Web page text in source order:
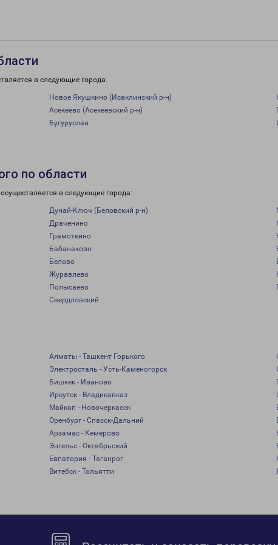
в следующие города:
Новое Якушкино (Исаклинский р-н)
Асекеево (Асекеевский р-н)
Бугуруслан
по области
в следующие города:
Дунай-Ключ (Беловский р-н)
Драченино
Грамотеино
Бабанаково
Белово
Журавлево
Полысаево
Свердловский
Алматы - Ташкент Горького
Электросталь - Усть-Каменогорск
Бишкек - Иваново
Иркутск - Владикавказ
Майкоп - Новочеркасск
Оренбург - Спасск-Дальний
Арзамас - Кемерово
Энгельс - Октябрьский
Евпатория - Таганрог
Витебск - Тольятти